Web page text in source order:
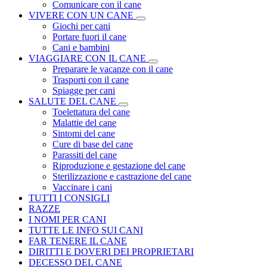
Comunicare con il cane
VIVERE CON UN CANE
Giochi per cani
Portare fuori il cane
Cani e bambini
VIAGGIARE CON IL CANE
Preparare le vacanze con il cane
Trasporti con il cane
Spiagge per cani
SALUTE DEL CANE
Toelettatura del cane
Malattie del cane
Sintomi del cane
Cure di base del cane
Parassiti del cane
Riproduzione e gestazione del cane
Sterilizzazione e castrazione del cane
Vaccinare i cani
TUTTI I CONSIGLI
RAZZE
I NOMI PER CANI
TUTTE LE INFO SUI CANI
FAR TENERE IL CANE
DIRITTI E DOVERI DEI PROPRIETARI
DECESSO DEL CANE